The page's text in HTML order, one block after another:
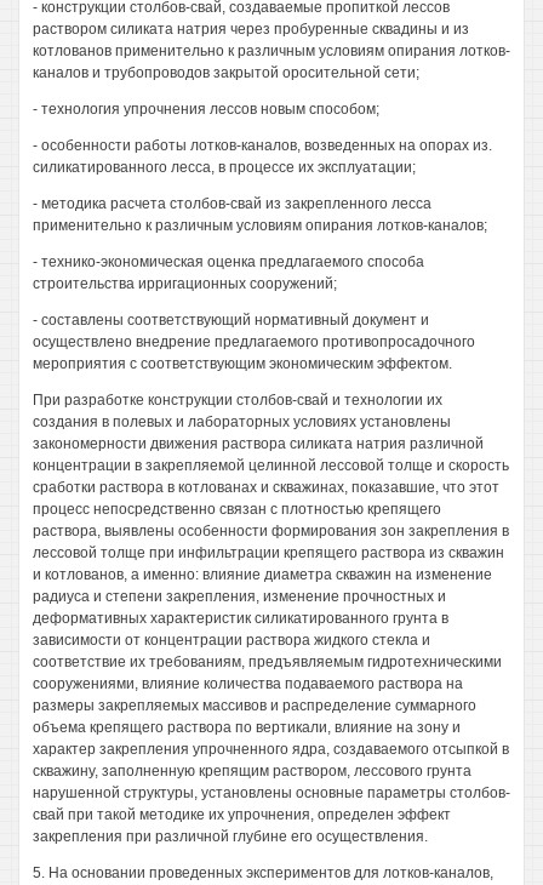
- конструкции столбов-свай, создаваемые пропиткой лессов
раствором силиката натрия через пробуренные сквадины и из
котлованов применительно к различным условиям опирания лотков-
каналов и трубопроводов закрытой оросительной сети;
- технология упрочнения лессов новым способом;
- особенности работы лотков-каналов, возведенных на опорах из.
силикатированного лесса, в процессе их эксплуатации;
- методика расчета столбов-свай из закрепленного лесса
применительно к различным условиям опирания лотков-каналов;
- технико-экономическая оценка предлагаемого способа
строительства ирригационных сооружений;
- составлены соответствующий нормативный документ и
осуществлено внедрение предлагаемого противопросадочного
мероприятия с соответствующим экономическим эффектом.
При разработке конструкции столбов-свай и технологии их
создания в полевых и лабораторных условиях установлены
закономерности движения раствора силиката натрия различной
концентрации в закрепляемой целинной лессовой толще и скорость
сработки раствора в котлованах и скважинах, показавшие, что этот
процесс непосредственно связан с плотностью крепящего
раствора, выявлены особенности формирования зон закрепления в
лессовой толще при инфильтрации крепящего раствора из скважин
и котлованов, а именно: влияние диаметра скважин на изменение
радиуса и степени закрепления, изменение прочностных и
деформативных характеристик силикатированного грунта в
зависимости от концентрации раствора жидкого стекла и
соответствие их требованиям, предъявляемым гидротехническими
сооружениями, влияние количества подаваемого раствора на
размеры закрепляемых массивов и распределение суммарного
объема крепящего раствора по вертикали, влияние на зону и
характер закрепления упрочненного ядра, создаваемого отсыпкой в
скважину, заполненную крепящим раствором, лессового грунта
нарушенной структуры, установлены основные параметры столбов-
свай при такой методике их упрочнения, определен эффект
закрепления при различной глубине его осуществления.
5. На основании проведенных экспериментов для лотков-каналов,